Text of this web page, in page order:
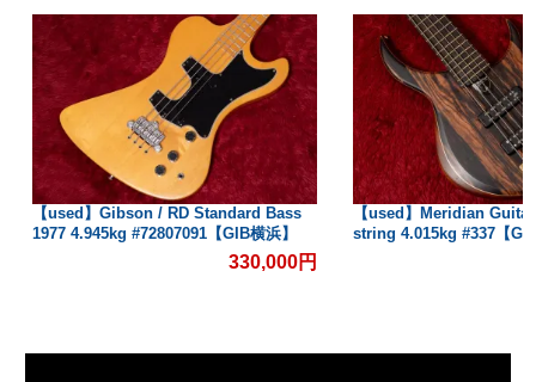
【used】Gibson / RD Standard Bass
1977 4.945kg #72807091【GIB横浜】
330,000円
【used】Meridian
string 4.015kg #337【